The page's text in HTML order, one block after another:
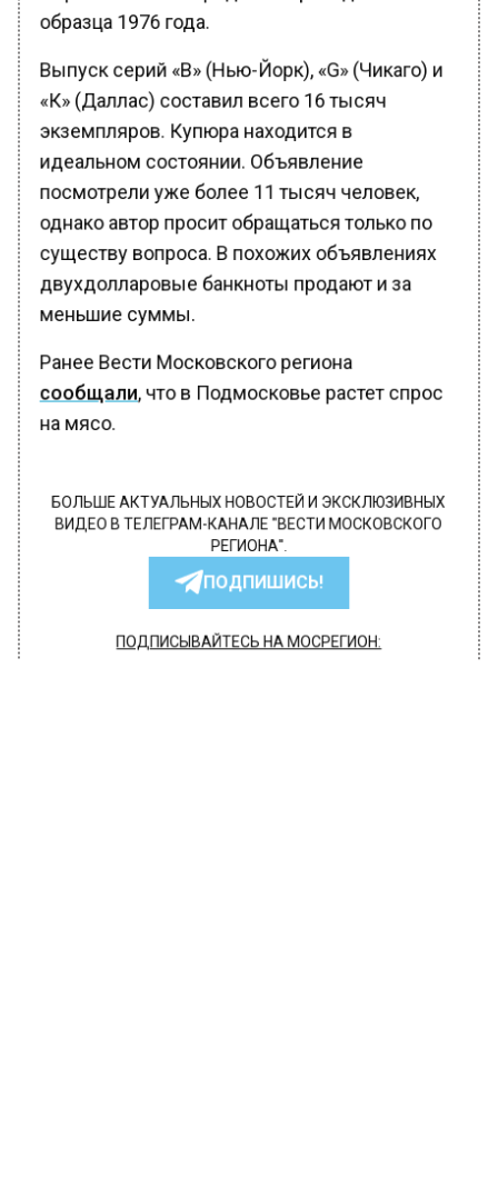
образца 1976 года.
Выпуск серий «В» (Нью-Йорк), «G» (Чикаго) и
«К» (Даллас) составил всего 16 тысяч
экземпляров. Купюра находится в
идеальном состоянии. Объявление
посмотрели уже более 11 тысяч человек,
однако автор просит обращаться только по
существу вопроса. В похожих объявлениях
двухдолларовые банкноты продают и за
меньшие суммы.
Ранее Вести Московского региона
сообщали, что в Подмосковье растет спрос
на мясо.
БОЛЬШЕ АКТУАЛЬНЫХ НОВОСТЕЙ И ЭКСКЛЮЗИВНЫХ
ВИДЕО В ТЕЛЕГРАМ-КАНАЛЕ "ВЕСТИ МОСКОВСКОГО
РЕГИОНА".
ПОДПИШИСЬ!
ПОДПИСЫВАЙТЕСЬ НА МОСРЕГИОН: